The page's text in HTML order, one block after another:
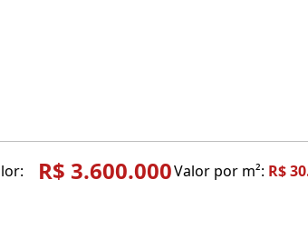
R$ 3.600.000Valor por m²: R$